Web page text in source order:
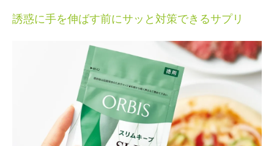
誘惑に手を伸ばす前にサッと対策できるサプリ